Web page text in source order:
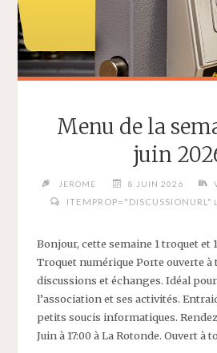
Menu de la
juin
JEROME 8 JUIN 2026
ITEMPROP="DISCUSSIONURL"
Bonjour, cette semaine 1 troquet et
Troquet numérique Porte ouverte à
discussions et échanges. Idéal
l’association et ses activités.
petits soucis informatiques.
Juin à 17:00 à La Rotonde. Ouvert à